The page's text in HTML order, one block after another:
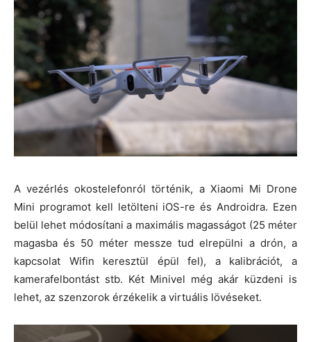
A vezérlés okostelefonról történik, a Xiaomi Mi Drone
Mini programot kell letölteni iOS-re és Androidra. Ezen
belül lehet módosítani a maximális magasságot (25 méter
magasba és 50 méter messze tud elrepülni a drón, a
kapcsolat Wifin keresztül épül fel), a kalibrációt, a
kamerafelbontást stb. Két Minivel még akár küzdeni is
lehet, az szenzorok érzékelik a virtuális lövéseket.